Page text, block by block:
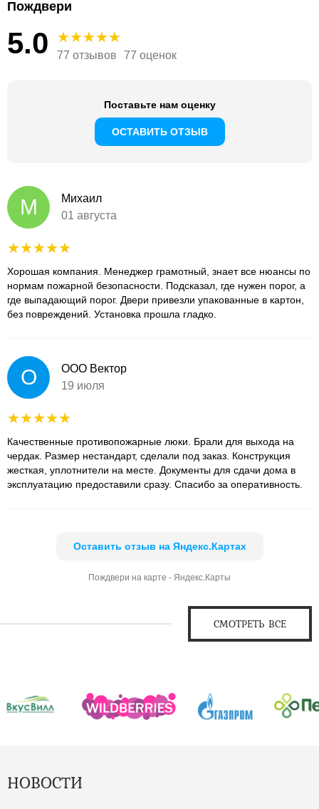
Пождвери
5.0 77 отзывов 77 оценок
Поставьте нам оценку
ОСТАВИТЬ ОТЗЫВ
М
Михаил
01 августа
Хорошая компания. Менеджер грамотный, знает все нюансы по
нормам пожарной безопасности. Подсказал, где нужен порог, а
где выпадающий порог. Двери привезли упакованные в картон,
без повреждений. Установка прошла гладко.
О
ООО Вектор
19 июля
Качественные противопожарные люки. Брали для выхода на
чердак. Размер нестандарт, сделали под заказ. Конструкция
жесткая, уплотнители на месте. Документы для сдачи дома в
эксплуатацию предоставили сразу. Спасибо за оперативность.
Оставить отзыв на Яндекс.Картах
Пождвери на карте - Яндекс.Карты
СМОТРЕТЬ ВСЕ
НОВОСТИ